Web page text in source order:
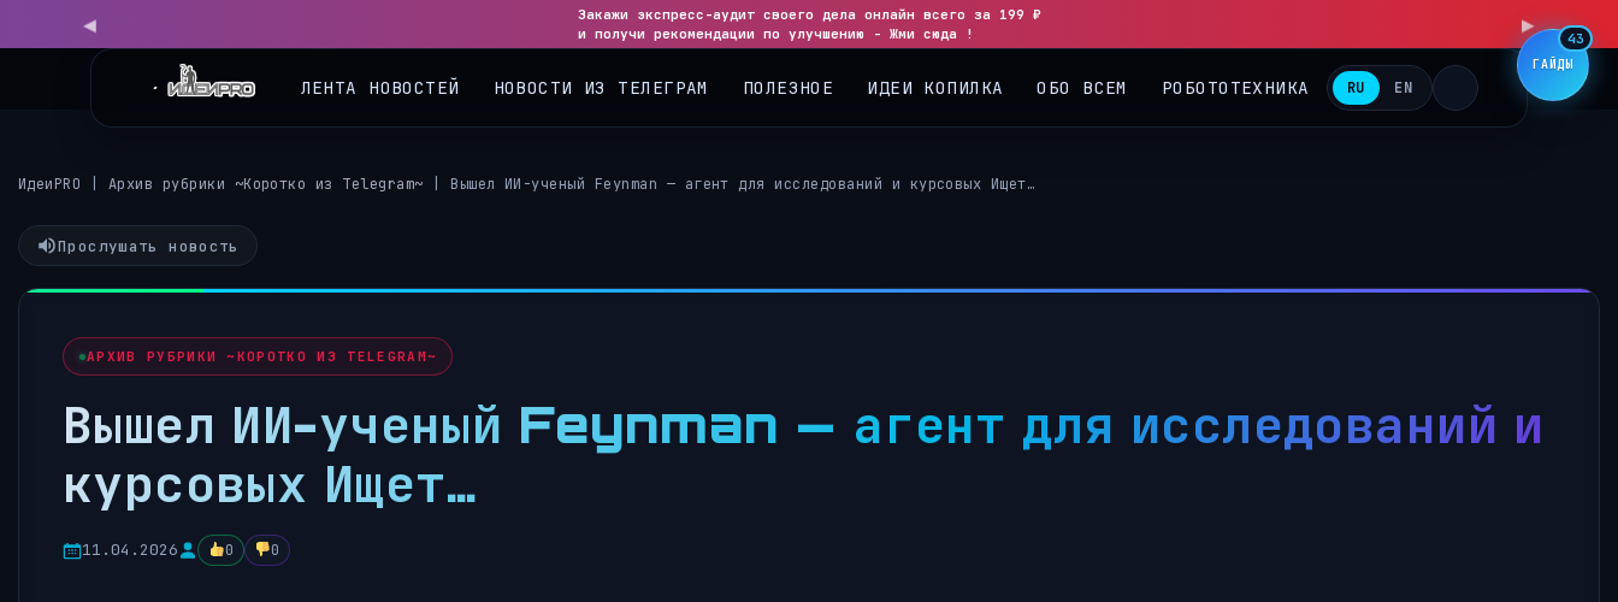
◀
Закажи экспресс-аудит своего дела онлайн всего за 199 ₽
и получи рекомендации по улучшению - Жми сюда !
▶
RU EN
ИдеиPRO Архив рубрики ~Коротко из Telegram~ Вышел ИИ-ученый Feynman — агент для исследований и курсовых Ищет…
Прослушать новость
АРХИВ РУБРИКИ ~КОРОТКО ИЗ TELEGRAM~
Вышел ИИ-ученый Feynman — агент для исследований и
курсовых Ищет…
11.04.2026 0 0
ГАЙДЫ
43